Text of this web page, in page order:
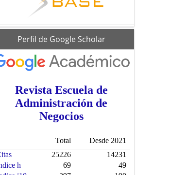
scholarPerfil de Google Scholar